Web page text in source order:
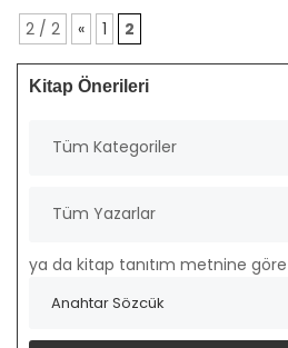
2 / 2 « 1 2
Kitap Önerileri
Tüm Kategoriler
Tüm Yazarlar
ya da kitap tanıtım metnine